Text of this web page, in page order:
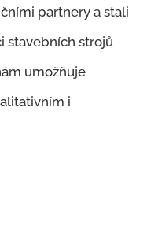
partnery a stali
stavebních strojů
umožňuje
i